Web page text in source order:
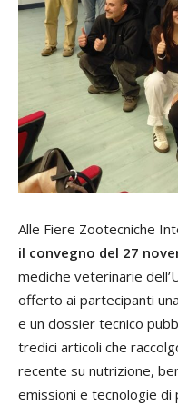
Alle Fiere Zootecniche
il convegno del 27
mediche veterinarie
offerto ai partecipanti
e un dossier tecnico
tredici articoli che
recente su nutrizione,
emissioni e tecnologie di